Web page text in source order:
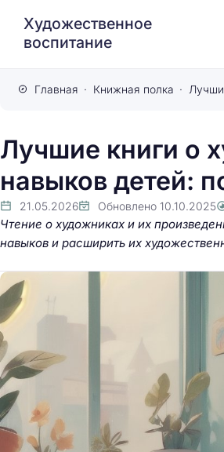
Художественное
воспитание
Главная Книжная полка
Лучшие книги о
навыков детей:
21.05.2026 Обновлено 10.10.2025
Чтение о художниках и их
навыков и расширить их